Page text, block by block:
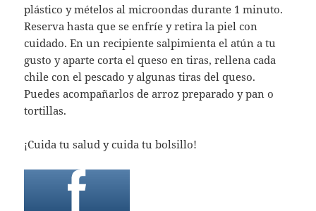
plástico y mételos al microondas durante 1 minuto.
Reserva hasta que se enfríe y retira la piel con
cuidado. En un recipiente salpimienta el atún a tu
gusto y aparte corta el queso en tiras, rellena cada
chile con el pescado y algunas tiras del queso.
Puedes acompañarlos de arroz preparado y pan o
tortillas.
¡Cuida tu salud y cuida tu bolsillo!